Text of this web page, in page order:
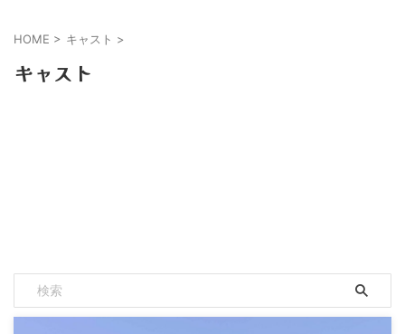
HOME > キャスト >
キャスト